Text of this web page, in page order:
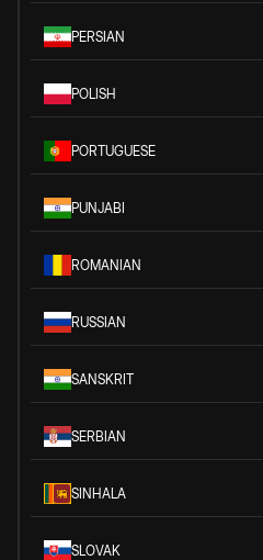
PERSIAN
POLISH
PORTUGUESE
PUNJABI
ROMANIAN
RUSSIAN
SANSKRIT
SERBIAN
SINHALA
SLOVAK